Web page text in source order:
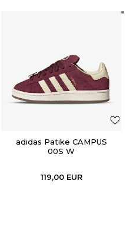
adidas Patike CAMPUS
00S W
119,00 EUR